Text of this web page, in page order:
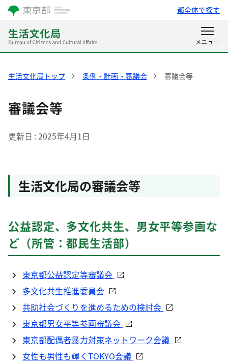
都全体で探す
生活文化局トップ 条例・計画・審議会 審議会等
審議会等
更新日 2025年4月1日
生活文化局の審議会等
公益認定、多文化共生、男女平等参画な
ど（所管：都民生活部）
東京都公益認定等審議会
多文化共生推進委員会
共助社会づくりを進めるための検討会
東京都男女平等参画審議会
東京都配偶者暴力対策ネットワーク会議
女性も男性も輝くTOKYO会議